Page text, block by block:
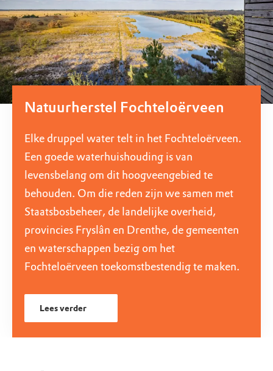
Natuurherstel Fochteloërveen
Elke druppel water telt in het Fochteloërveen.
Een goede waterhuishouding is van
levensbelang om dit hoogveengebied te
behouden. Om die reden zijn we samen met
Staatsbosbeheer, de landelijke overheid,
provincies Fryslân en Drenthe, de gemeenten
en waterschappen bezig om het
Fochteloërveen toekomstbestendig te maken.
Lees verder